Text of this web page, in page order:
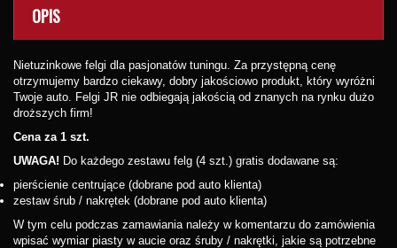
OPIS
Nietuzinkowe felgi dla pasjonatów tuningu. Za przystępną cenę
otrzymujemy bardzo ciekawy, dobry jakościowo produkt, który wyróżni
Twoje auto. Felgi JR nie odbiegają jakością od znanych na rynku dużo
droższych firm!
Cena za 1 szt.
UWAGA! Do każdego zestawu felg (4 szt.) gratis dodawane są:
pierścienie centrujące (dobrane pod auto klienta)
zestaw śrub / nakrętek (dobrane pod auto klienta)
W tym celu podczas zamawiania należy w komentarzu do zamówienia
wpisać wymiar piasty w aucie oraz śruby / nakrętki, jakie są potrzebne